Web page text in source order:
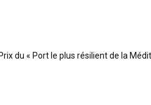
du « Port le plus résilient de la